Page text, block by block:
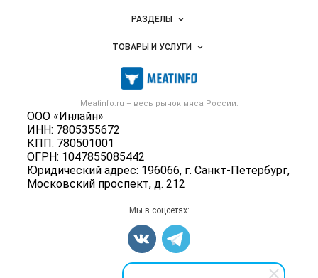
Meatinfo.ru – весь рынок мяса России.
ООО «Инлайн»
ИНН: 7805355672
КПП: 780501001
ОГРН: 1047855085442
Юридический адрес: 196066, г. Санкт-Петербург,
Московский проспект, д. 212
Новости Meatinfo.ru
Размещение рекламы
Публичная оферта
Контактная информация
Политика обработки персональных данных
РАЗДЕЛЫ
Объявления
Новости рынка
Мониторинг
Вакансии
ТОВАРЫ И УСЛУГИ
Мясо, мясопродукты
Скот в живом весе
Колбасы, сосиски, деликатесы
Мясные полуфабрикаты
Мясные снеки
Яйца
Карта объявлений
Мы в соцсетях: